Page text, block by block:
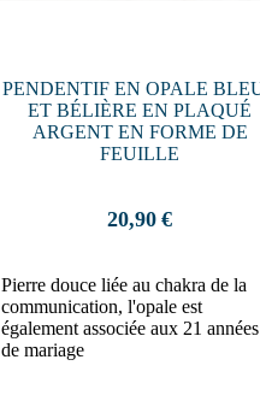
PENDENTIF EN OPALE
ET BÉLIÈRE EN PLAQUÉ
ARGENT EN FORME DE
FEUILLE
20,90 €
Pierre douce liée au chakra de la
communication, l'opale est
également associée aux 21 années
de mariage